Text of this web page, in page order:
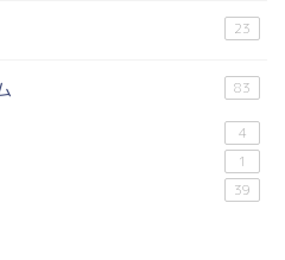
23
83
4
1
39